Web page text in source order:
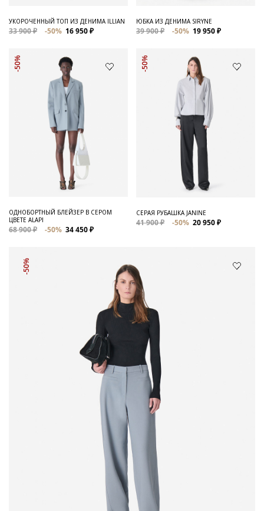
УКОРОЧЕННЫЙ ТОП ИЗ ДЕНИМА ILLIAN
33 900 ₽ -50% 16 950 ₽
ЮБКА ИЗ ДЕНИМА SIRYNE
39 900 ₽ -50% 19 950 ₽
-50%
ОДНОБОРТНЫЙ БЛЕЙЗЕР В СЕРОМ
ЦВЕТЕ ALAPI
68 900 ₽ -50% 34 450 ₽
-50%
СЕРАЯ РУБАШКА JANINE
41 900 ₽ -50% 20 950 ₽
-50%